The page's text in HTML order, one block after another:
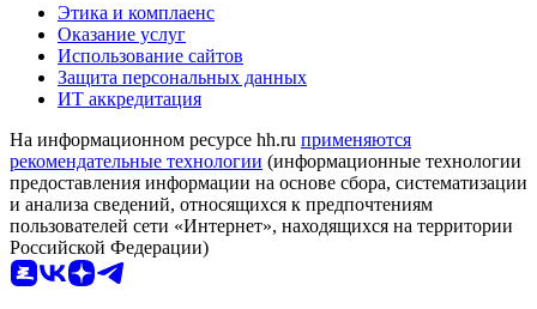
Этика и комплаенс
Оказание услуг
Использование сайтов
Защита персональных данных
ИТ аккредитация
На информационном ресурсе hh.ru применяются
рекомендательные технологии (информационные технологии
предоставления информации на основе сбора, систематизации
и анализа сведений, относящихся к предпочтениям
пользователей сети «Интернет», находящихся на территории
Российской Федерации)